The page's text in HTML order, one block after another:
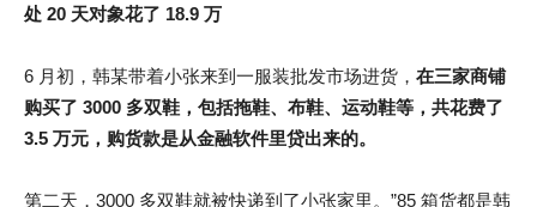
处 20 天对象花了 18.9 万
6 月初，韩某带着小张来到一服装批发市场进货， 在三家商铺
购买了 3000 多双鞋，包括拖鞋、布鞋、运动鞋等，共花费了
3.5 万元， 购货款是从金融软件里贷出来的。
第二天，3000 多双鞋就被快递到了小张家里。”85 箱货都是韩